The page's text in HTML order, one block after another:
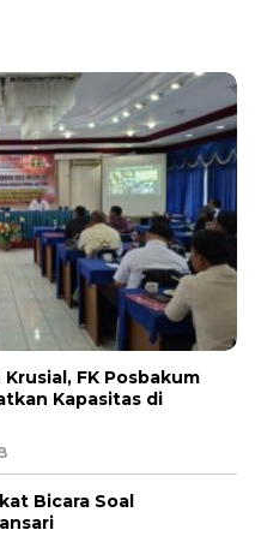
FK Posbakum
Kapasitas di
Bicara Soal